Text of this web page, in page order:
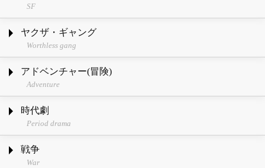
SF
ヤクザ・ギャング
Worthless gang
アドベンチャー(冒険)
Adventure
時代劇
Period drama
戦争
War